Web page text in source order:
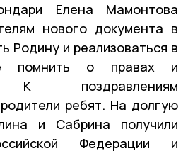
Елена Мамонтова
нового документа в
Родину и реализоваться в
помнить о правах и
К поздравлениям
ребят. На долгую
и Сабрина получили
Федерации и